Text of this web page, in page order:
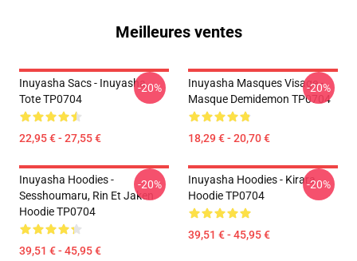
Meilleures ventes
Inuyasha Sacs - Inuyasha
Tote TP0704
22,95 € - 27,55 €
-20%
Inuyasha Masques Visage -
Masque Demidemon TP0704
18,29 € - 20,70 €
-20%
Inuyasha Hoodies -
Sesshoumaru, Rin Et Jaken
Hoodie TP0704
39,51 € - 45,95 €
-20%
Inuyasha Hoodies - Kirara
Hoodie TP0704
39,51 € - 45,95 €
-20%